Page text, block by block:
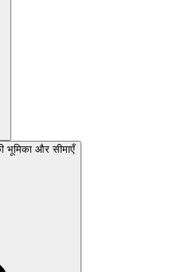
भूमिका और सीमाएँ